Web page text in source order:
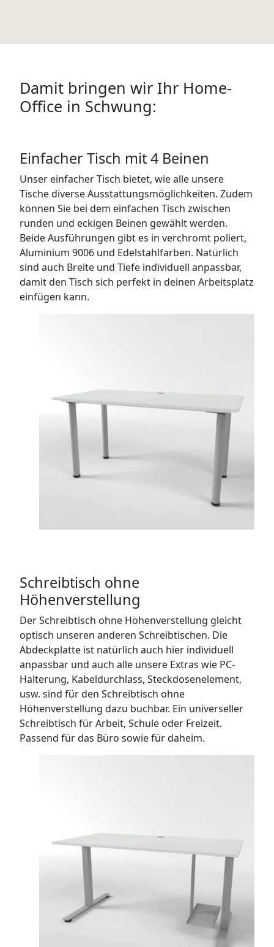
Damit bringen wir Ihr Home-
Office in Schwung:
Einfacher Tisch mit 4 Beinen
Unser einfacher Tisch bietet, wie alle unsere
Tische diverse Ausstattungsmöglichkeiten. Zudem
können Sie bei dem einfachen Tisch zwischen
runden und eckigen Beinen gewählt werden.
Beide Ausführungen gibt es in verchromt poliert,
Aluminium 9006 und Edelstahlfarben. Natürlich
sind auch Breite und Tiefe individuell anpassbar,
damit den Tisch sich perfekt in deinen Arbeitsplatz
einfügen kann.
Schreibtisch ohne
Höhenverstellung
Der Schreibtisch ohne Höhenverstellung gleicht
optisch unseren anderen Schreibtischen. Die
Abdeckplatte ist natürlich auch hier individuell
anpassbar und auch alle unsere Extras wie PC-
Halterung, Kabeldurchlass, Steckdosenelement,
usw. sind für den Schreibtisch ohne
Höhenverstellung dazu buchbar. Ein universeller
Schreibtisch für Arbeit, Schule oder Freizeit.
Passend für das Büro sowie für daheim.